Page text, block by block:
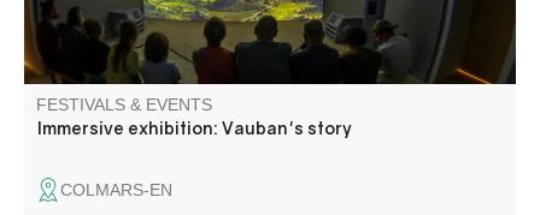
FESTIVALS & EVENTS
Immersive exhibition: Vauban's story
COLMARS-EN